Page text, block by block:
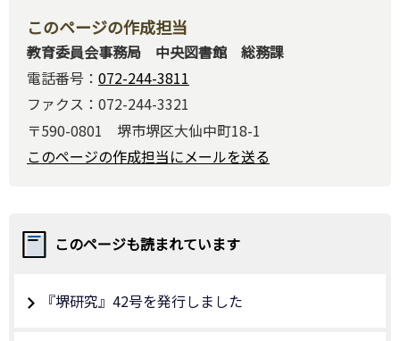
このページの作成担当
教育委員会事務局 中央図書館 総務課
電話番号： 072-244-3811
ファクス：072-244-3321
〒590-0801 堺市堺区大仙中町18-1
このページの作成担当にメールを送る
このページも読まれています
『堺研究』42号を発行しました